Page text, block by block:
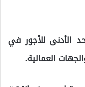
الأدنى للأجور في
العمالية.